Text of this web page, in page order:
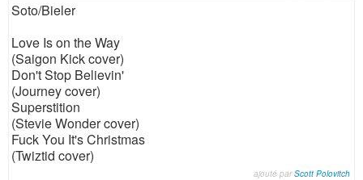
Soto/Bieler
Love Is on the Way
(Saigon Kick cover)
Don't Stop Believin'
(Journey cover)
Superstition
(Stevie Wonder cover)
Fuck You It's Christmas
(Twiztid cover)
ajouté parScott Polovitch